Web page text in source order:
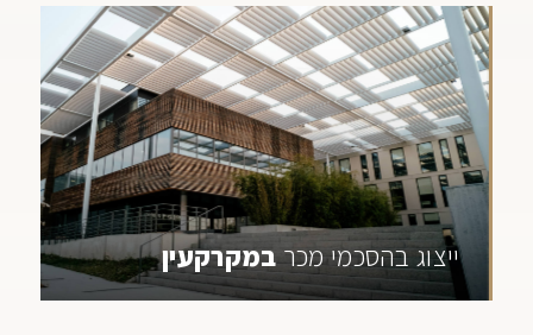
ייצוג בהסכמי מכרבמקרקעין